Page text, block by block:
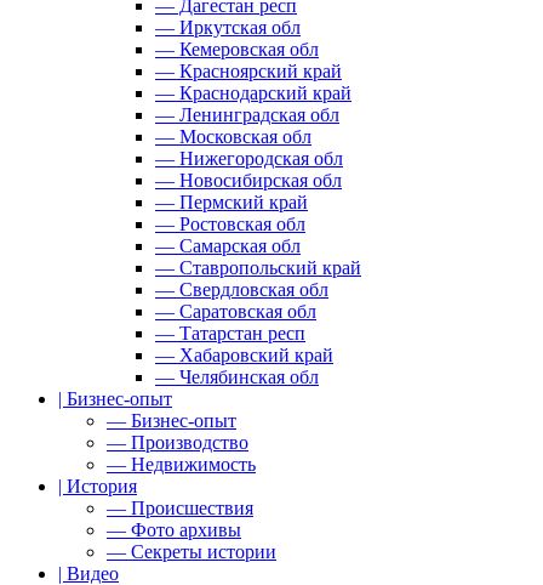
— Дагестан респ
— Иркутская обл
— Кемеровская обл
— Красноярский край
— Краснодарский край
— Ленинградская обл
— Московская обл
— Нижегородская обл
— Новосибирская обл
— Пермский край
— Ростовская обл
— Самарская обл
— Ставропольский край
— Свердловская обл
— Саратовская обл
— Татарстан респ
— Хабаровский край
— Челябинская обл
| Бизнес-опыт
— Бизнес-опыт
— Производство
— Недвижимость
| История
— Происшествия
— Фото архивы
— Секреты истории
| Видео